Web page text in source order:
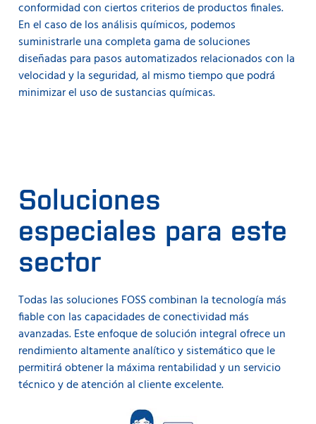
conformidad con ciertos criterios de productos finales.
En el caso de los análisis químicos, podemos
suministrarle una completa gama de soluciones
diseñadas para pasos automatizados relacionados con la
velocidad y la seguridad, al mismo tiempo que podrá
minimizar el uso de sustancias químicas.
Soluciones
especiales para este
sector
Todas las soluciones FOSS combinan la tecnología más
fiable con las capacidades de conectividad más
avanzadas. Este enfoque de solución integral ofrece un
rendimiento altamente analítico y sistemático que le
permitirá obtener la máxima rentabilidad y un servicio
técnico y de atención al cliente excelente.